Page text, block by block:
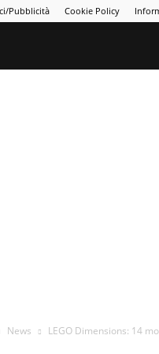
Pubblicità Cookie Policy
News LEGO Dimensions: 14